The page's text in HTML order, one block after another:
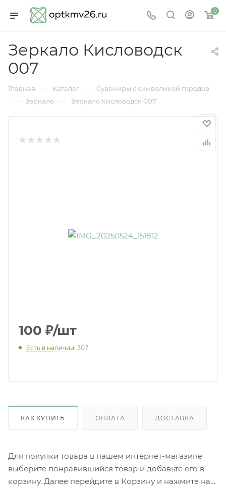
0
Зеркало Кисловодск
007
Главная — Каталог — Сувениры с символикой городов
— Зеркало — Зеркало Кисловодск 007
100 ₽/шт
Есть в наличии: 307
КАК КУПИТЬ ОПЛАТА ДОСТАВКА
Для покупки товара в нашем интернет-магазине
выберите понравившийся товар и добавьте его в
корзину. Далее перейдите в Корзину и нажмите на